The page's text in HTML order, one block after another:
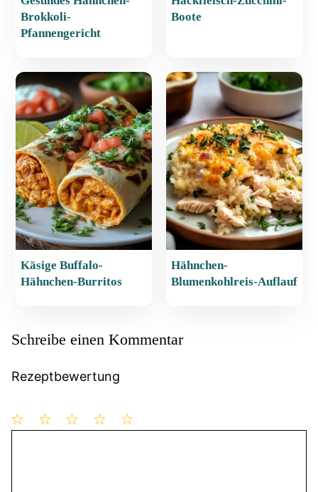
Brokkoli-
Pfannengericht
Boote
Käsige Buffalo-
Hähnchen-Burritos
Hähnchen-
Blumenkohlreis-Auflauf
Schreibe einen Kommentar
Rezeptbewertung